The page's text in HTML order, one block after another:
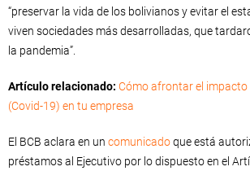
“preservar la vida de los bolivianos y evitar el
viven sociedades más desarrolladas, que
la pandemia”.
Artículo relacionado: Cómo afrontar el impacto
(Covid-19) en tu empresa
El BCB aclara en un comunicadoque está
préstamos al Ejecutivo por lo dispuesto en el